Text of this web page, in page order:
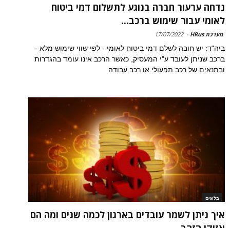
נדחה ערעור חברה בנוגע לתשלום דמי ביטוח
לאומי עבור שימוש ברכב...
מערכת HRus -
17/07/2022
ביה"ד: יש חובה לשלם דמי ביטוח לאומי - לפי שווי שימוש מלא -
ברכב שניתן לעובד ע"י המעסיק, כאשר הרכב אינו עומד בהגדרות
ובתנאים של רכב תפעולי או רכב עבודה
בלוגים
איך ניתן לשמר עובדים בארגון לכמה שנים ומה הם